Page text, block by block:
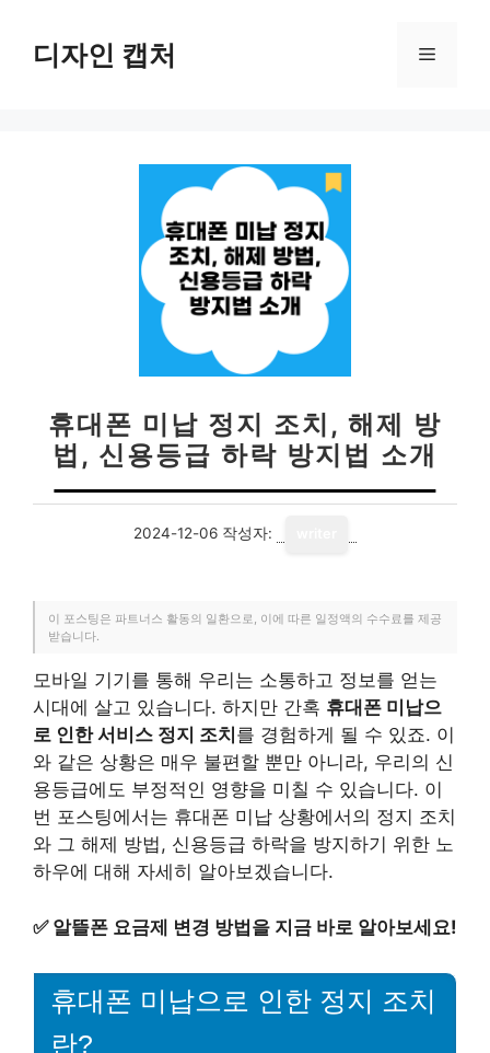
디자인 캡처 메
휴대폰 미납 정지 조치, 해제 방
법, 신용등급 하락 방지법 소개
2024-12-06 작성자:
이 포스팅은 파트너스 활동의 일환으로, 이에 따른 일정액의 수수료를 제공
받습니다.
모바일 기기를 통해 우리는 소통하고 정보를 얻는
시대에 살고 있습니다. 하지만 간혹 휴대폰 미납으
로 인한 서비스 정지 조치 를 경험하게 될 수 있죠. 이
와 같은 상황은 매우 불편할 뿐만 아니라, 우리의 신
용등급에도 부정적인 영향을 미칠 수 있습니다. 이
번 포스팅에서는 휴대폰 미납 상황에서의 정지 조치
와 그 해제 방법, 신용등급 하락을 방지하기 위한 노
하우에 대해 자세히 알아보겠습니다.
✅ 알뜰폰 요금제 변경 방법을 지금 바로 알아보세요!
휴대폰 미납으로 인한 정지 조치
란?